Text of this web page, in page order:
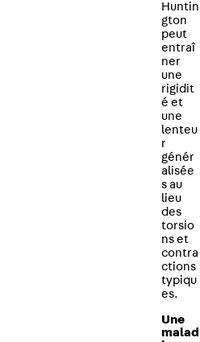
Huntin
gton
peut
entraî
ner
une
rigidit
é et
une
lenteu
r
génér
alisée
s au
lieu
des
torsio
ns et
contra
ctions
typiqu
es.
Une
malad